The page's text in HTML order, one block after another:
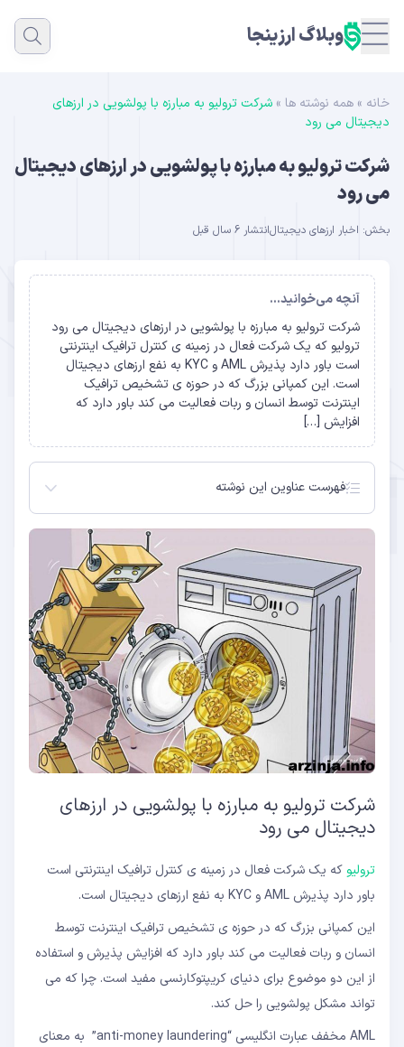
وبلاگ ارزینجا
خانه » همه نوشته ها » شرکت ترولیو به مبارزه با پولشویی در ارزهای
دیجیتال می رود
شرکت ترولیو به مبارزه با پولشویی در ارزهای دیجیتال
می رود
بخش: اخبار ارزهای دیجیتالانتشار 6 سال قبل
آنچه می‌خوانید...
شرکت ترولیو به مبارزه با پولشویی در ارزهای دیجیتال می رود
ترولیو که یک شرکت فعال در زمینه ی کنترل ترافیک اینترنتی
است باور دارد پذیرش AML و KYC به نفع ارزهای دیجیتال
است. این کمپانی بزرگ که در حوزه ی تشخیص ترافیک
اینترنت توسط انسان و ربات فعالیت می کند باور دارد که
افزایش […]
فهرست عناوین این نوشته
مقررات پولشویی در دنیا
شرکت ترولیو به مبارزه با پولشویی در ارزهای
دیجیتال می رود
ترولیو که یک شرکت فعال در زمینه ی کنترل ترافیک اینترنتی است
باور دارد پذیرش AML و KYC به نفع ارزهای دیجیتال است.
این کمپانی بزرگ که در حوزه ی تشخیص ترافیک اینترنت توسط
انسان و ربات فعالیت می کند باور دارد که افزایش پذیرش و استفاده
از این دو موضوع برای دنیای کریپتوکارنسی مفید است. چرا که می
تواند مشکل پولشویی را حل کند.
AML مخفف عبارت انگلیسی “anti-money laundering” به معنای